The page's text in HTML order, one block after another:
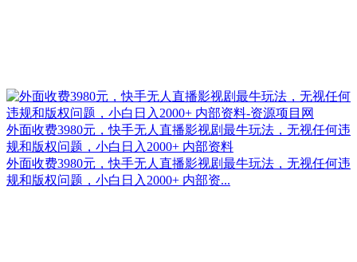
外面收费3980元，快手无人直播影视剧最牛玩法，无视任何违
规和版权问题，小白日入2000+ 内部资料
外面收费3980元，快手无人直播影视剧最牛玩法，无视任何违
规和版权问题，小白日入2000+ 内部资...